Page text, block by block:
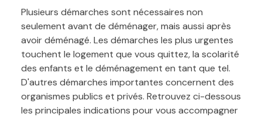
Plusieurs démarches sont nécessaires non
seulement avant de déménager, mais aussi après
avoir déménagé. Les démarches les plus urgentes
touchent le logement que vous quittez, la scolarité
des enfants et le déménagement en tant que tel.
D'autres démarches importantes concernent des
organismes publics et privés. Retrouvez ci-dessous
les principales indications pour vous accompagner